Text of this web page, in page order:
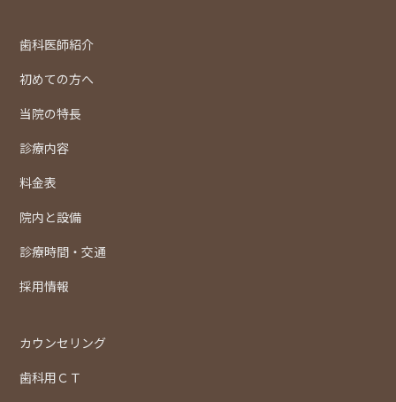
歯科医師紹介
初めての方へ
当院の特長
診療内容
料金表
院内と設備
診療時間・交通
採用情報
カウンセリング
歯科用ＣＴ